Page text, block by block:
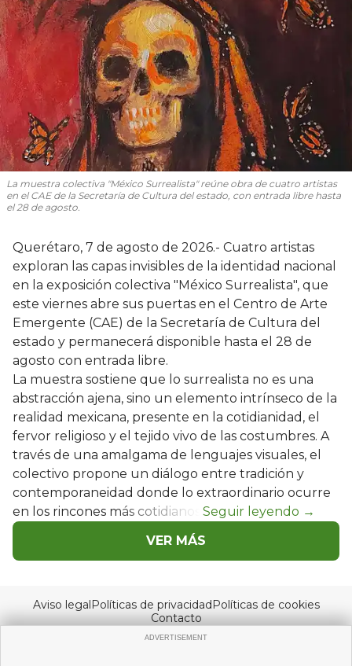
La muestra colectiva "México Surrealista" reúne obra de cuatro artistas
en el CAE de la Secretaría de Cultura del estado, con entrada libre hasta
el 28 de agosto.
Querétaro, 7 de agosto de 2026.- Cuatro artistas
exploran las capas invisibles de la identidad nacional
en la exposición colectiva "México Surrealista", que
este viernes abre sus puertas en el Centro de Arte
Emergente (CAE) de la Secretaría de Cultura del
estado y permanecerá disponible hasta el 28 de
agosto con entrada libre.
La muestra sostiene que lo surrealista no es una
abstracción ajena, sino un elemento intrínseco de la
realidad mexicana, presente en la cotidianidad, el
fervor religioso y el tejido vivo de las costumbres. A
través de una amalgama de lenguajes visuales, el
colectivo propone un diálogo entre tradición y
contemporaneidad donde lo extraordinario ocurre
en los rincones más cotidianos.
VER MÁS
Aviso legalPolíticas de privacidadPolíticas de cookies
Contacto